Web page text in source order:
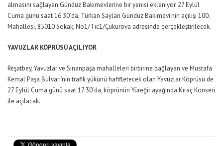
almasını sağlayan Gündüz Bakımevlerine bir yenisi ekleniyor. 27 Eylül
Cuma günü saat 16.30’da, Türkan Saylan Gündüz Bakımevi’nin açılışı 100.
Mahallesi, 85010 Sokak, No1/Tic1/Çukurova adresinde gerçekleştirilecek.
YAVUZLAR KÖPRÜSÜ AÇILIYOR
Reşatbey, Yavuzlar ve Sinanpaşa mahalleleri birbirine bağlayan ve Mustafa
Kemal Paşa Bulvarı’nın trafik yükünü hafifletecek olan Yavuzlar Köprüsü de
27 Eylül Cuma günü saat 17.30’da, köprünün Yüreğir ayağında Kıraç Konseri
ile açılacak.